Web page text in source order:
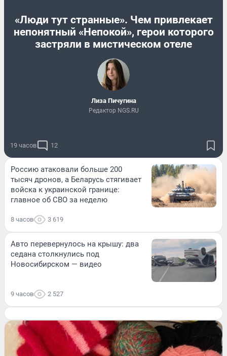
«Люди тут странные». Чем привлекает
непонятный «Непокой», герои которого
застряли в мистическом отеле
Лиза Пичугина
Редактор NGS.RU
19 часов 12
Россию атаковали больше 200
тысяч дронов, а Беларусь стягивает
войска к украинской границе:
главное об СВО за неделю
8 часов 3 619
Авто перевернулось на крышу: два
седана столкнулись под
Новосибирском — видео
9 часов 2 527